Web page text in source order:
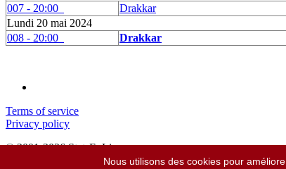
007 - 20:00
Drakkar
Lundi 20 mai 2024
008 - 20:00
Drakkar
Terms of service
Privacy policy
© 2001-2026 StatsEnLigne.com
Nous utilisons des cookies pour